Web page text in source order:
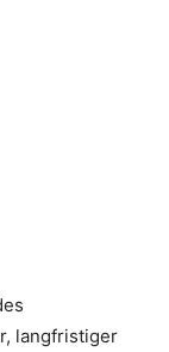
langfristiger